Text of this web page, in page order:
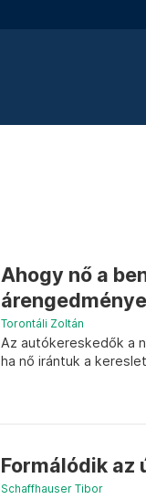
Ahogy nő a
árengedménye
Torontáli Zoltán
Az autókereskedők a
ha nő irántuk a
Formálódik az
Schaffhauser Tibor